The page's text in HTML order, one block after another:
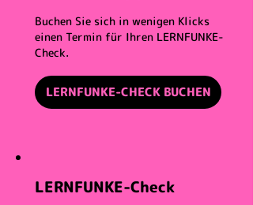
Buchen Sie sich in wenigen Klicks
einen Termin für Ihren LERNFUNKE-
Check.
LERNFUNKE-CHECK BUCHEN
LERNFUNKE-Check